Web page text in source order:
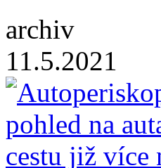
archiv
11.5.2021